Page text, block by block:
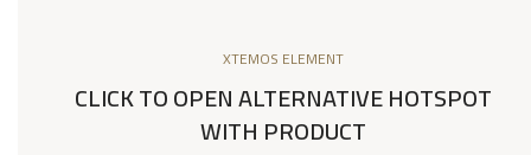
XTEMOS ELEMENT
CLICK TO OPEN ALTERNATIVE HOTSPOT
WITH PRODUCT